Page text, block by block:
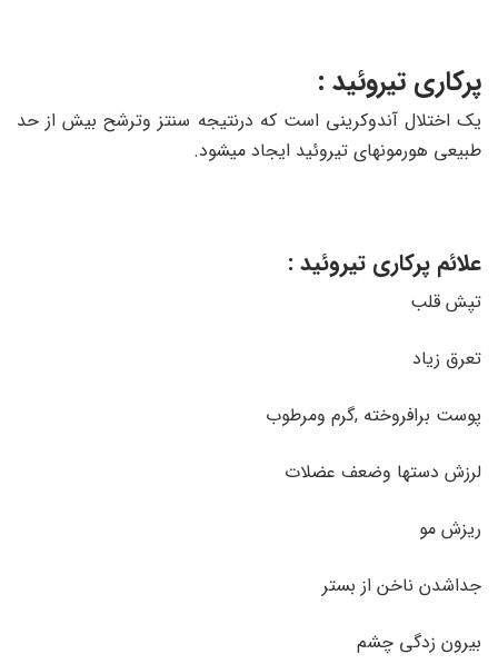
پرکاری تیروئید :
یک اختلال آندوکرینی است که درنتیجه سنتز وترشح بیش از حد
طبیعی هورمونهای تیروئید ایجاد میشود.
علائم پرکاری تیروئید :
تپش قلب
تعرق زیاد
پوست برافروخته ,گرم ومرطوب
لرزش دستها وضعف عضلات
ریزش مو
جداشدن ناخن از بستر
بیرون زدگی چشم